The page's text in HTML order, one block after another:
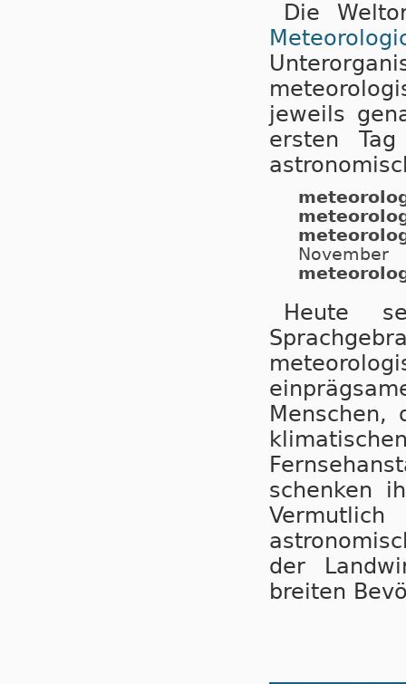
Die
jeweils
ersten
November
Heute
schenken
der
breiten